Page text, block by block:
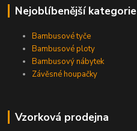
Nejoblíbenější kategorie
Bambusové tyče
Bambusové ploty
Bambusový nábytek
Závěsné houpačky
Vzorková prodejna